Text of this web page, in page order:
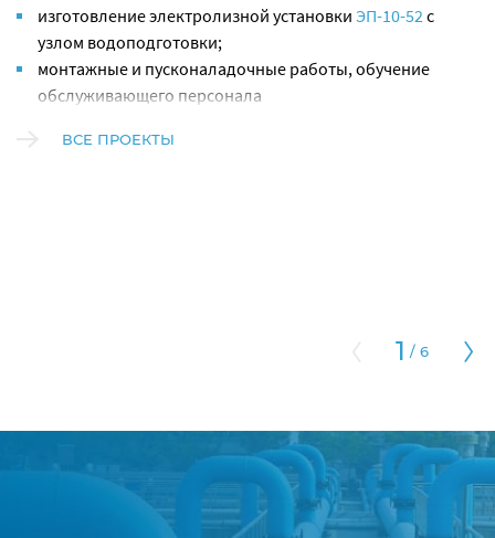
изготовление электролизной установки ЭП-10-52 с
узлом водоподготовки;
монтажные и пусконаладочные работы, обучение
обслуживающего персонала
ВСЕ ПРОЕКТЫ
1 / 6